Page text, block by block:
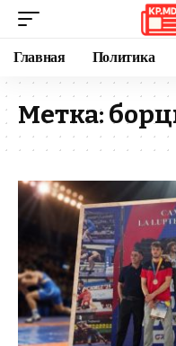
Главная Политика
Метка: